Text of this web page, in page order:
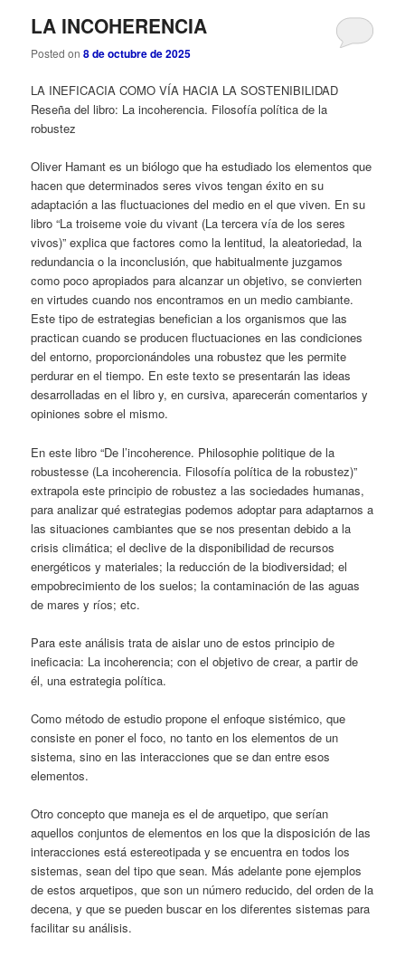
LA INCOHERENCIA
Posted on8 de octubre de 2025
LA INEFICACIA COMO VÍA HACIA LA SOSTENIBILIDAD
Reseña del libro: La incoherencia. Filosofía política de la
robustez
Oliver Hamant es un biólogo que ha estudiado los elementos que
hacen que determinados seres vivos tengan éxito en su
adaptación a las fluctuaciones del medio en el que viven. En su
libro “La troiseme voie du vivant (La tercera vía de los seres
vivos)” explica que factores como la lentitud, la aleatoriedad, la
redundancia o la inconclusión, que habitualmente juzgamos
como poco apropiados para alcanzar un objetivo, se convierten
en virtudes cuando nos encontramos en un medio cambiante.
Este tipo de estrategias benefician a los organismos que las
practican cuando se producen fluctuaciones en las condiciones
del entorno, proporcionándoles una robustez que les permite
perdurar en el tiempo. En este texto se presentarán las ideas
desarrolladas en el libro y, en cursiva, aparecerán comentarios y
opiniones sobre el mismo.
En este libro “De l’incoherence. Philosophie politique de la
robustesse (La incoherencia. Filosofía política de la robustez)”
extrapola este principio de robustez a las sociedades humanas,
para analizar qué estrategias podemos adoptar para adaptarnos a
las situaciones cambiantes que se nos presentan debido a la
crisis climática; el declive de la disponibilidad de recursos
energéticos y materiales; la reducción de la biodiversidad; el
empobrecimiento de los suelos; la contaminación de las aguas
de mares y ríos; etc.
Para este análisis trata de aislar uno de estos principio de
ineficacia: La incoherencia; con el objetivo de crear, a partir de
él, una estrategia política.
Como método de estudio propone el enfoque sistémico, que
consiste en poner el foco, no tanto en los elementos de un
sistema, sino en las interacciones que se dan entre esos
elementos.
Otro concepto que maneja es el de arquetipo, que serían
aquellos conjuntos de elementos en los que la disposición de las
interacciones está estereotipada y se encuentra en todos los
sistemas, sean del tipo que sean. Más adelante pone ejemplos
de estos arquetipos, que son un número reducido, del orden de la
decena, y que se pueden buscar en los diferentes sistemas para
facilitar su análisis.